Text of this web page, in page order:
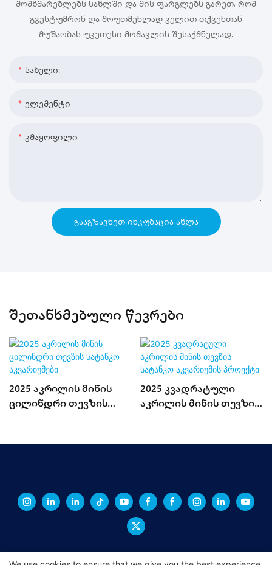
მომხმარებლებს სახლში და მის ფარგლებს გარეთ, რომ
გვესტუმრონ და მოუთმენლად ველით თქვენთან
მუშაობას უკეთესი მომავლის შესაქმნელად.
Სახელი:
Ელემენტი
Კმაყოფილი
ᲒᲐᲐᲒᲖᲐᲕᲜᲔᲗ ᲘᲜᲙᲣᲑᲐᲪᲘᲐ ᲐᲮᲚᲐ
Შეთანხმებული Წევრები
2025 აკრილის მინის
ცილინდრი თევზის
2025 კვადრატული
აკრილის მინის თევზის